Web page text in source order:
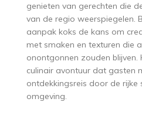
genieten van gerechten die
van de regio weerspiegelen.
aanpak koks de kans om
met smaken en texturen die
onontgonnen zouden blijven.
culinair avontuur dat gasten
ontdekkingsreis door de rijke
omgeving.